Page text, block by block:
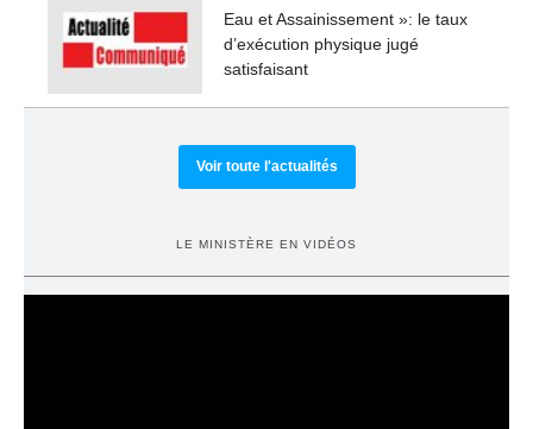
Eau et Assainissement »: le taux
d’exécution physique jugé
satisfaisant
Voir toute l'actualités
LE MINISTÈRE EN VIDÉOS